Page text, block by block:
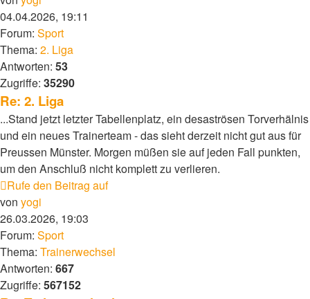
04.04.2026, 19:11
Forum: Sport
Thema: 2. Liga
Antworten: 53
Zugriffe: 35290
Re: 2. Liga
...Stand jetzt letzter Tabellenplatz, ein desaströsen Torverhälnis
und ein neues Trainerteam - das sieht derzeit nicht gut aus für
Preussen Münster. Morgen müßen sie auf jeden Fall punkten,
um den Anschluß nicht komplett zu verlieren.
Rufe den Beitrag auf
von yogi
26.03.2026, 19:03
Forum: Sport
Thema: Trainerwechsel
Antworten: 667
Zugriffe: 567152